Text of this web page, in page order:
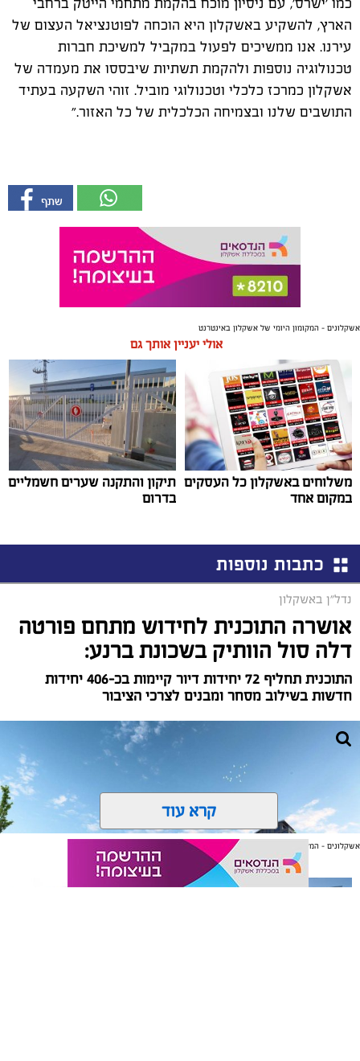
הארץ, להשקיע באשקלון היא הוכחה לפוטנציאל העצום של
עירנו. אנו ממשיכים לפעול במקביל למשיכת חברות
טכנולוגיה נוספות ולהקמת תשתיות שיבססו את מעמדה של
אשקלון כמרכז כלכלי וטכנולוגי מוביל. זוהי השקעה בעתיד
התושבים שלנו ובצמיחה הכלכלית של כל האזור.”
אשקלונים - המקומון היומי של אשקלון באינטרנט
אולי יעניין אותך גם
משלוחים באשקלון כל העסקים
במקום אחד
תיקון והתקנה שערים חשמליים
בדרום
כתבות נוספות
נדל"ן באשקלון
אושרה התוכנית לחידוש מתחם פורטה
דלה סול הוותיק בשכונת ברנע:
התוכנית תחליף 72 יחידות דיור קיימות בכ-406 יחידות
חדשות בשילוב מסחר ומבנים לצרכי הציבור
קרא עוד
אשקלונים - המקומון היומי של אשקלון באינטרנט
אולי יעניין אותך גם